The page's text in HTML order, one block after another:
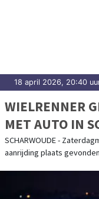
18 april 2026, 20:40
WIELRENNER
MET AUTO IN
SCHARWOUDE -
aanrijding plaats